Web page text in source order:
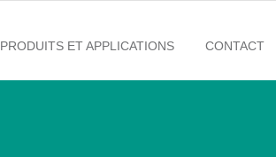
PRODUITS ET APPLICATIONS CONTACT